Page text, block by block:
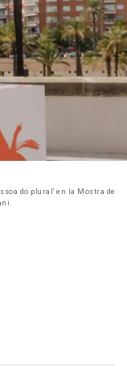
do plural' en la Mostra de